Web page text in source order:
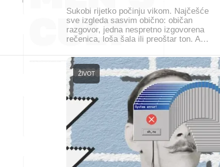
Sukobi rijetko počinju vikom. Najčešće
sve izgleda sasvim obično: običan
razgovor, jedna nespretno izgovorena
rečenica, loša šala ili preoštar ton. A…
ŽIVOT